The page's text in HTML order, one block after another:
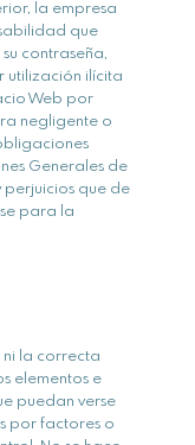
la empresa
que
contraseña,
utilización ilícita
Web por
negligente o
Generales de
perjuicios que de
para la
ni la correcta
elementos e
puedan verse
por factores o